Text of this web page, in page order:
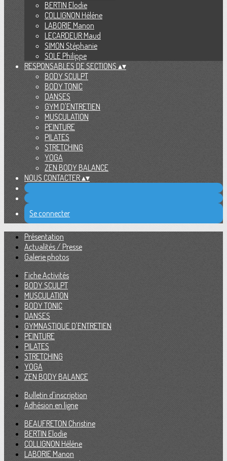
BERTIN Elodie
COLLIGNON Héléne
LABORIE Manon
LECARDEUR Maud
SIMON Stéphanie
SOLE Philippe
RESPONSABLES DE SECTIONS ▴▾
BODY SCULPT
BODY TONIC
DANSES
GYM D'ENTRETIEN
MUSCULATION
PEINTURE
PILATES
STRETCHING
YOGA
ZEN BODY BALANCE
NOUS CONTACTER▴▾
Se connecter
Présentation
Actualités / Presse
Galerie photos
Fiche Activités
BODY SCULPT
MUSCULATION
BODY TONIC
DANSES
GYMNASTIQUE D'ENTRETIEN
PEINTURE
PILATES
STRETCHING
YOGA
ZEN BODY BALANCE
Bulletin d'inscription
Adhésion en ligne
BEAUFRETON Christine
BERTIN Elodie
COLLIGNON Héléne
LABORIE Manon